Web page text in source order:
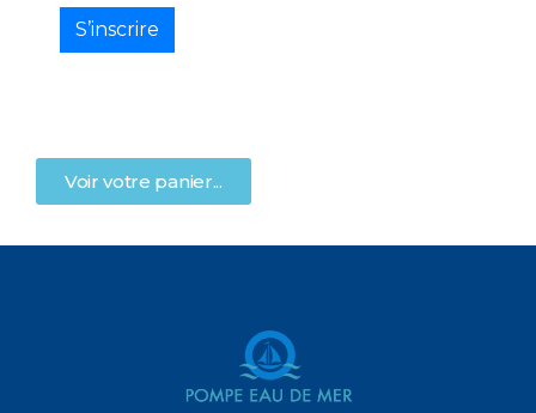
S’inscrire
Voir votre panier...